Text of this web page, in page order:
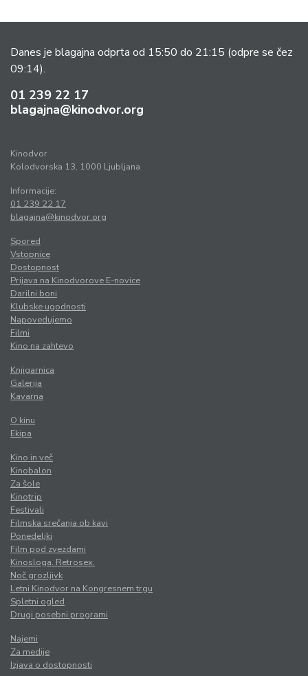
Danes je blagajna odprta od 15:50 do 21:15 (odpre se čez
09:14).
01 239 22 17
blagajna@kinodvor.org
Kinodvor
Kolodvorska 13, 1000 Ljubljana
Informacije:
01 239 22 17
blagajna@kinodvor.org
Spored
Vstopnice
Dostopnost
Prijava na Kinodvorove E-novice
Darilni boni
Klubske ugodnosti
Napovedujemo
Filmi
Kino na zahtevo
Knjigarnica
Galerija
Kavarna
O kinu
Ekipa
Kino in več
Kinobalon
Za šole
Kinotrip
Festivali
Filmska srečanja ob kavi
Ponedeljki
Film pod zvezdami
Kinosloga. Retrosex.
Noč grozljivk
Letni Kinodvor na Kongresnem trgu
Spletni ogled
Drugi posebni programi
Najemi
Za medije
Izjava o dostopnosti